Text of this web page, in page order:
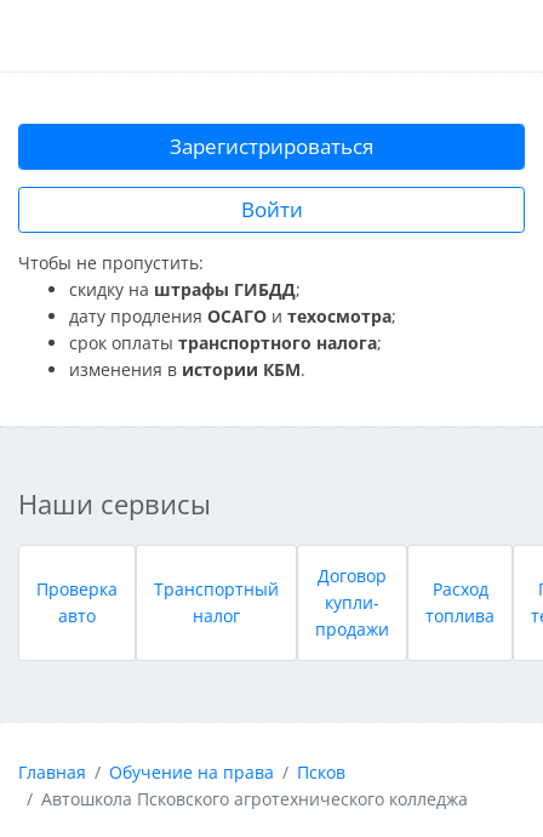
Зарегистрироваться
Войти
Чтобы не пропустить:
скидку на штрафы ГИБДД;
дату продления ОСАГО и техосмотра;
срок оплаты транспортного налога;
изменения в истории КБМ.
Наши сервисы
Проверка
авто
Транспортный
налог
Договор
купли-
продажи
Расход
топлива
Главная Обучение на права
Псков
Автошкола Псковского агротехнического колледжа